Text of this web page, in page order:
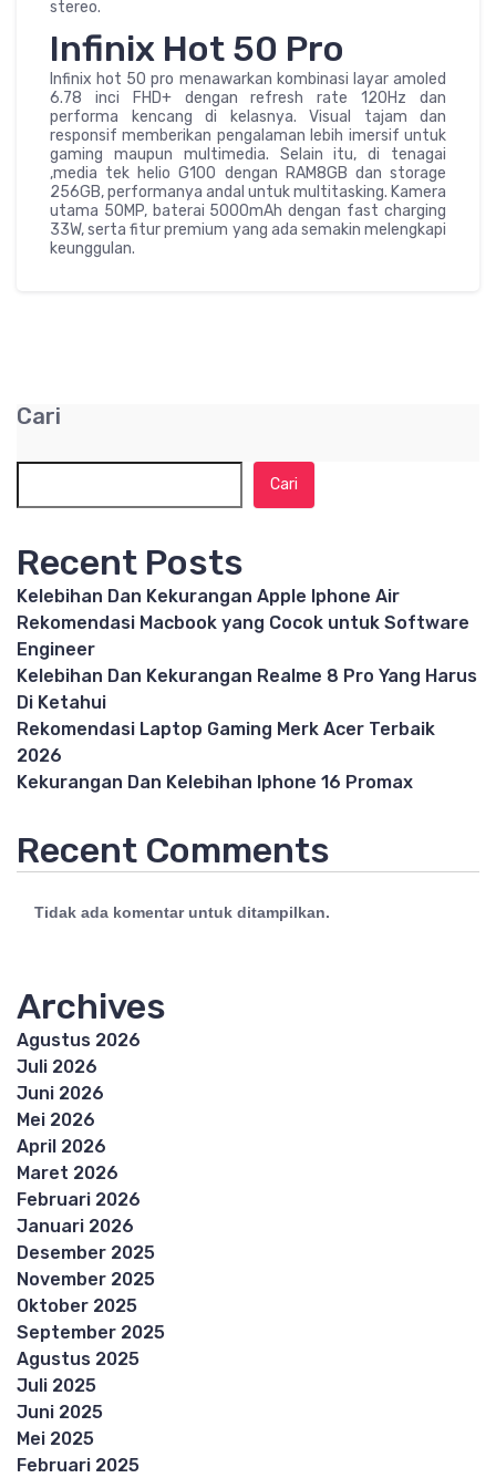
stereo.
Infinix Hot 50 Pro
Infinix hot 50 pro menawarkan kombinasi layar amoled
6.78 inci FHD+ dengan refresh rate 120Hz dan
performa kencang di kelasnya. Visual tajam dan
responsif memberikan pengalaman lebih imersif untuk
gaming maupun multimedia. Selain itu, di tenagai
,media tek helio G100 dengan RAM8GB dan storage
256GB, performanya andal untuk multitasking. Kamera
utama 50MP, baterai 5000mAh dengan fast charging
33W, serta fitur premium yang ada semakin melengkapi
keunggulan.
Cari
Cari
Recent Posts
Kelebihan Dan Kekurangan Apple Iphone Air
Rekomendasi Macbook yang Cocok untuk Software
Engineer
Kelebihan Dan Kekurangan Realme 8 Pro Yang Harus
Di Ketahui
Rekomendasi Laptop Gaming Merk Acer Terbaik
2026
Kekurangan Dan Kelebihan Iphone 16 Promax
Recent Comments
Tidak ada komentar untuk ditampilkan.
Archives
Agustus 2026
Juli 2026
Juni 2026
Mei 2026
April 2026
Maret 2026
Februari 2026
Januari 2026
Desember 2025
November 2025
Oktober 2025
September 2025
Agustus 2025
Juli 2025
Juni 2025
Mei 2025
Februari 2025